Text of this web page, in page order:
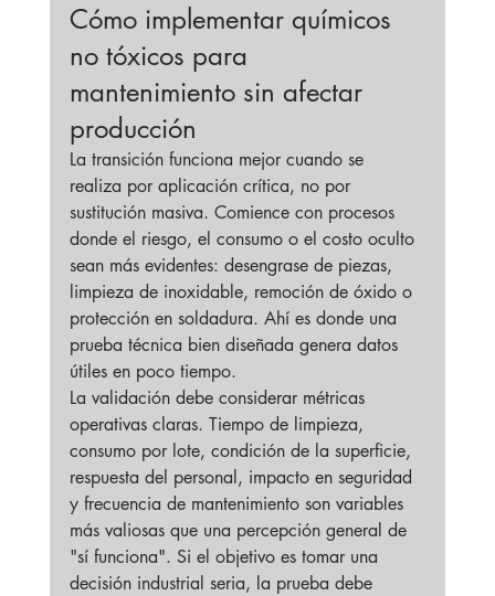
Cómo implementar químicos
no tóxicos para
mantenimiento sin afectar
producción
La transición funciona mejor cuando se
realiza por aplicación crítica, no por
sustitución masiva. Comience con procesos
donde el riesgo, el consumo o el costo oculto
sean más evidentes: desengrase de piezas,
limpieza de inoxidable, remoción de óxido o
protección en soldadura. Ahí es donde una
prueba técnica bien diseñada genera datos
útiles en poco tiempo.
La validación debe considerar métricas
operativas claras. Tiempo de limpieza,
consumo por lote, condición de la superficie,
respuesta del personal, impacto en seguridad
y frecuencia de mantenimiento son variables
más valiosas que una percepción general de
"sí funciona". Si el objetivo es tomar una
decisión industrial seria, la prueba debe